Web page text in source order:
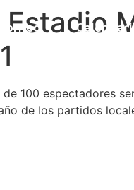
Estadio
100 espectadores
de los partidos